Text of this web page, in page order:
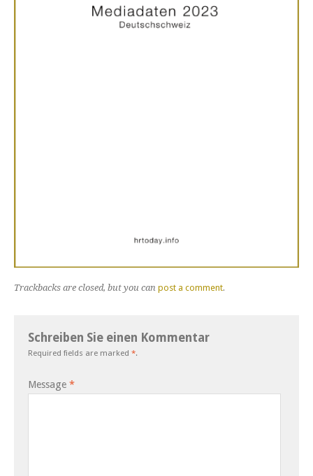
Trackbacks are closed, but you can post a comment.
Schreiben Sie einen Kommentar
Required fields are marked *.
Message *